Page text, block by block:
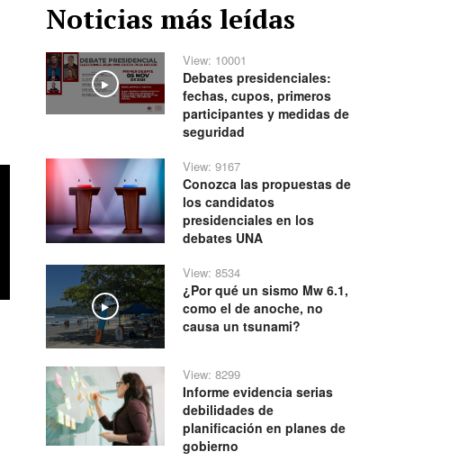
Noticias más leídas
Play
View: 10001
Debates presidenciales:
fechas, cupos, primeros
participantes y medidas de
seguridad
View: 9167
Conozca las propuestas de
los candidatos
presidenciales en los
debates UNA
Play
View: 8534
¿Por qué un sismo Mw 6.1,
como el de anoche, no
causa un tsunami?
View: 8299
Informe evidencia serias
debilidades de
planificación en planes de
gobierno